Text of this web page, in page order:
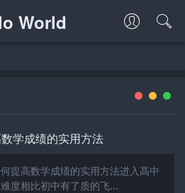
World
学成绩的实用方法
提高数学成绩的实用方法进入高中
度相比初中有了质的飞...